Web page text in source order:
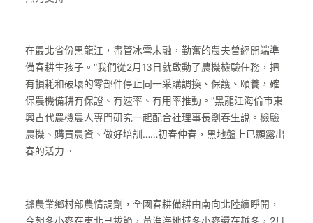
在最北省份黑龍江，盡管冰雪未融，勤奮的農夫曾經開端準
備春耕生孩子。“我們從2月13日就啟動了農機檢驗任務，把
有損耗和破壞的零部件停止同一采購調換、保護、頤養，確
保農機備耕有保證、有速率、有用率推動。”黑龍江海倫市東
興古代農機農人專門研究一起配合社理事長劉春生說。檢驗
農機、購買農資、做好培訓……初春仲春，黑地盤上已顯露出
春的活力。
據農業鄉村部農情調劑，全國春耕備耕由南向北陸續睜開，